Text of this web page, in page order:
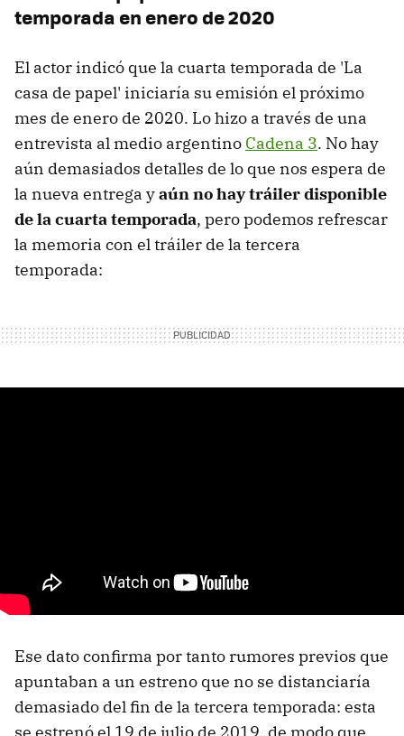
temporada en enero de 2020
El actor indicó que la cuarta temporada de 'La
casa de papel' iniciaría su emisión el próximo
mes de enero de 2020. Lo hizo a través de una
entrevista al medio argentino Cadena 3. No hay
aún demasiados detalles de lo que nos espera de
la nueva entrega yaún no hay tráiler disponible
de la cuarta temporada, pero podemos refrescar
la memoria con el tráiler de la tercera
temporada:
Ese dato confirma por tanto rumores previos que
apuntaban a un estreno que no se distanciaría
demasiado del fin de la tercera temporada: esta